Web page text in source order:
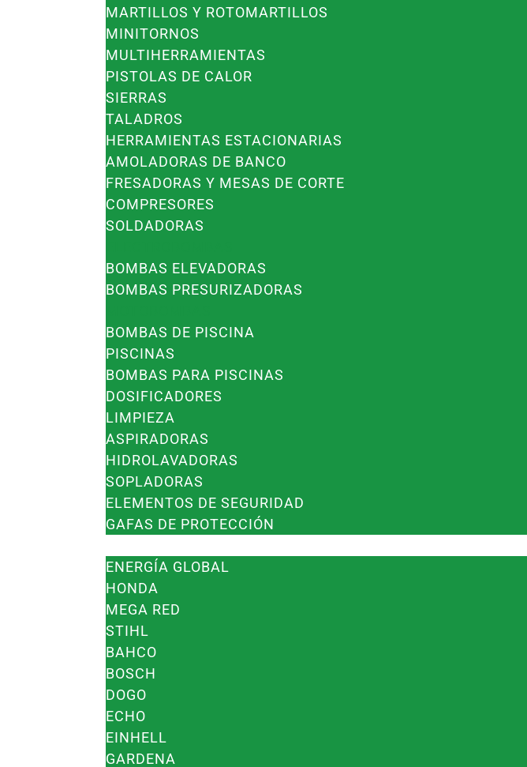
MARTILLOS Y ROTOMARTILLOS
MINITORNOS
MULTIHERRAMIENTAS
PISTOLAS DE CALOR
SIERRAS
TALADROS
HERRAMIENTAS ESTACIONARIAS
AMOLADORAS DE BANCO
FRESADORAS Y MESAS DE CORTE
COMPRESORES
SOLDADORAS
BOMBAS ELEVADORAS
BOMBAS PRESURIZADORAS
BOMBAS DE PISCINA
PISCINAS
BOMBAS PARA PISCINAS
DOSIFICADORES
LIMPIEZA
ASPIRADORAS
HIDROLAVADORAS
SOPLADORAS
ELEMENTOS DE SEGURIDAD
GAFAS DE PROTECCIÓN
ENERGÍA GLOBAL
HONDA
MEGA RED
STIHL
BAHCO
BOSCH
DOGO
ECHO
EINHELL
GARDENA